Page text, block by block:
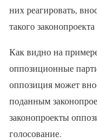
них реагировать,
такого законопроекта
Как видно на
оппозиционные
оппозиция может
поданным
законопроекты
голосование.